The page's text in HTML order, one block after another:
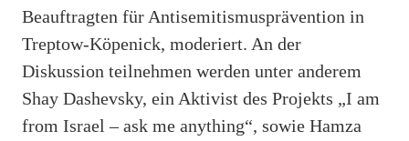
Beauftragten für Antisemitismusprävention in
Treptow-Köpenick, moderiert. An der
Diskussion teilnehmen werden unter anderem
Shay Dashevsky, ein Aktivist des Projekts „I am
from Israel – ask me anything“, sowie Hamza